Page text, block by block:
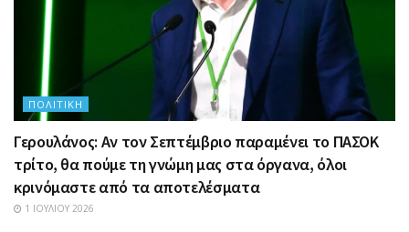
ΠΟΛΙΤΙΚΉ
Γερουλάνος: Αν τον Σεπτέμβριο παραμένει το ΠΑΣΟΚ
τρίτο, θα πούμε τη γνώμη μας στα όργανα, όλοι
κρινόμαστε από τα αποτελέσματα
1 ΙΟΥΛΊΟΥ 2026